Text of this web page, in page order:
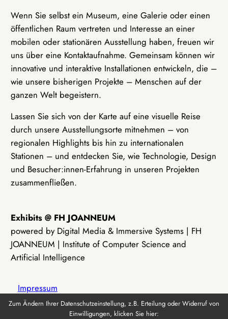
Wenn Sie selbst ein Museum, eine Galerie oder einen
öffentlichen Raum vertreten und Interesse an einer
mobilen oder stationären Ausstellung haben, freuen wir
uns über eine Kontaktaufnahme. Gemeinsam können wir
innovative und interaktive Installationen entwickeln, die –
wie unsere bisherigen Projekte – Menschen auf der
ganzen Welt begeistern.
Lassen Sie sich von der Karte auf eine visuelle Reise
durch unsere Ausstellungsorte mitnehmen – von
regionalen Highlights bis hin zu internationalen
Stationen – und entdecken Sie, wie Technologie, Design
und Besucher:innen-Erfahrung in unseren Projekten
zusammenfließen.
Exhibits @ FH JOANNEUM
powered by Digital Media & Immersive Systems | FH
JOANNEUM | Institute of Computer Science and
Artificial Intelligence
Impressum
Zum Ändern Ihrer Datenschutzeinstellung, z.B. Erteilung oder Widerruf von
Einwilligungen, klicken Sie hier: